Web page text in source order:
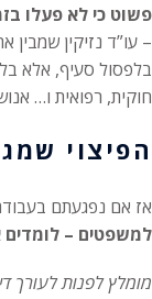
פשוט כי לא פעלו
– עו”ד נזיקין
בלפסול סעיף, אלא
חוקית, רפואית ו…
הפיצוי
אז אם נפגעתם
למשפטים – לומדים
מומלץ לפנות לעורך